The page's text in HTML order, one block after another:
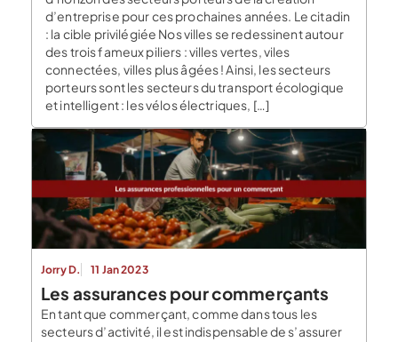
d’entreprise pour ces prochaines années. Le citadin
: la cible privilégiée Nos villes se redessinent autour
des trois fameux piliers : villes vertes, viles
connectées, villes plus âgées ! Ainsi, les secteurs
porteurs sont les secteurs du transport écologique
et intelligent : les vélos électriques, […]
Jorry D. 11 Jan 2023
Les assurances pour commerçants
En tant que commerçant, comme dans tous les
secteurs d’activité, il est indispensable de s’assurer